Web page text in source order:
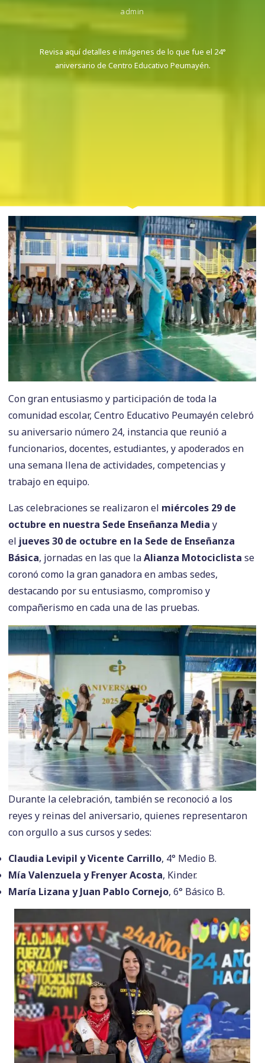
admin
Revisa aquí detalles e imágenes de lo que fue el 24°
aniversario de Centro Educativo Peumayén.
Con gran entusiasmo y participación de toda la
comunidad escolar, Centro Educativo Peumayén celebró
su aniversario número 24, instancia que reunió a
funcionarios, docentes, estudiantes, y apoderados en
una semana llena de actividades, competencias y
trabajo en equipo.
Las celebraciones se realizaron el miércoles 29 de
octubre en nuestra Sede Enseñanza Media y
el jueves 30 de octubre en la Sede de Enseñanza
Básica, jornadas en las que laAlianza Motociclista se
coronó como la gran ganadora en ambas sedes,
destacando por su entusiasmo, compromiso y
compañerismo en cada una de las pruebas.
Durante la celebración, también se reconoció a los
reyes y reinas del aniversario, quienes representaron
con orgullo a sus cursos y sedes:
Claudia Levipil y Vicente Carrillo, 4° Medio B.
Mía Valenzuela y Frenyer Acosta, Kinder.
María Lizana y Juan Pablo Cornejo, 6° Básico B.